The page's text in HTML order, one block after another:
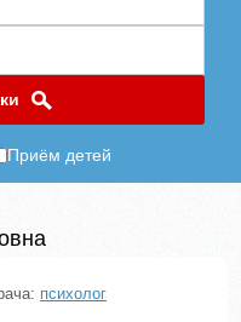
Приём детей
психолог